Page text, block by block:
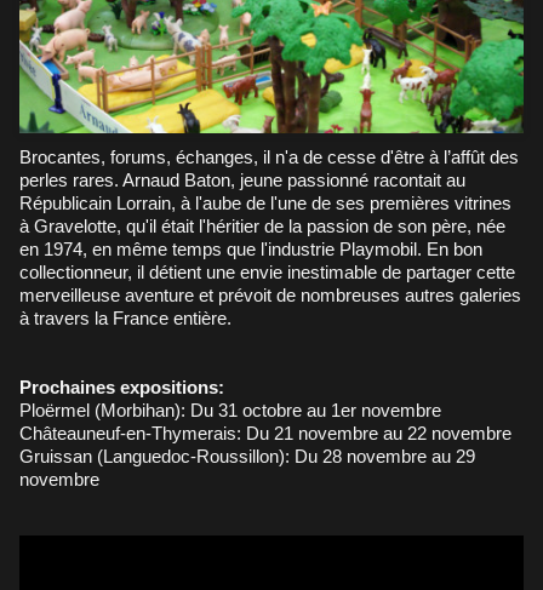
Brocantes, forums, échanges, il n'a de cesse d'être à l’affût des
perles rares. Arnaud Baton, jeune passionné racontait au
Républicain Lorrain, à l'aube de l'une de ses premières vitrines
à Gravelotte, qu'il était l'héritier de la passion de son père, née
en 1974, en même temps que l'industrie Playmobil. En bon
collectionneur, il détient une envie inestimable de partager cette
merveilleuse aventure et prévoit de nombreuses autres galeries
à travers la France entière.
Prochaines expositions:
Ploërmel (Morbihan): Du 31 octobre au 1er novembre
Châteauneuf-en-Thymerais: Du 21 novembre au 22 novembre
Gruissan (Languedoc-Roussillon): Du 28 novembre au 29
novembre